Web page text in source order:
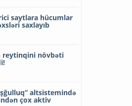
saytlara hücumlar
saxlayıb
reytinqini növbəti
altsistemində
çox aktiv